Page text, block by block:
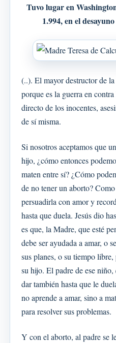
Tuvo lugar en
1.994, en el
(..). El mayor destructor de
porque es la guerra en
directo de los inocentes,
de sí misma.
Si nosotros aceptamos que
hijo, ¿cómo entonces
maten entre sí? ¿Cómo
de no tener un aborto?
persuadirla con amor y
hasta que duela. Jesús dio
es que, la Madre, que esté
debe ser ayudada a amar, o
sus planes, o su tiempo
su hijo. El padre de ese
dar también hasta que le
no aprende a amar, sino a
para resolver sus problemas.
Y con el aborto, al padre se